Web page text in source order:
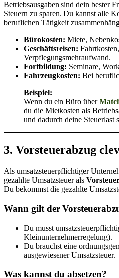
Betriebsausgaben sind dein bester
Steuern zu sparen. Du kannst alle
beruflichen Tätigkeit
Bürokosten: Miete,
Geschäftsreisen:
Verpflegungsmehraufwand.
Fortbildung: Seminare,
Fahrzeugkosten: Bei
Beispiel:
Wenn du ein Büro über
du die Mietkosten als
und dadurch deine Steuerlast
3. Vorsteuerabzug
Als umsatzsteuerpflichtiger
gezahlte Umsatzsteuer als Vorsteuer
Du bekommst die gezahlte
Wann gilt der
Du musst
Kleinunternehmerregelung).
Du brauchst eine
ausgewiesener Umsatzsteuer.
Was kannst du absetzen?